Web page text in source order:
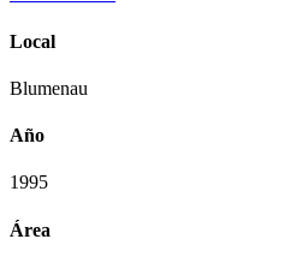
Local
Blumenau
Año
1995
Área